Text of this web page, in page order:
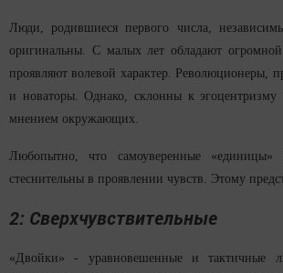
Люди, родившиеся первого числа,
оригинальны. С малых лет обладают
проявляют волевой характер. Революционеры,
и новаторы. Однако, склонны к эгоцентризму
мнением окружающих.
Любопытно, что самоуверенные «единицы»
стеснительны в проявлении чувств. Этому
2: Сверхчувствительные
«Двойки» - уравновешенные и тактичные